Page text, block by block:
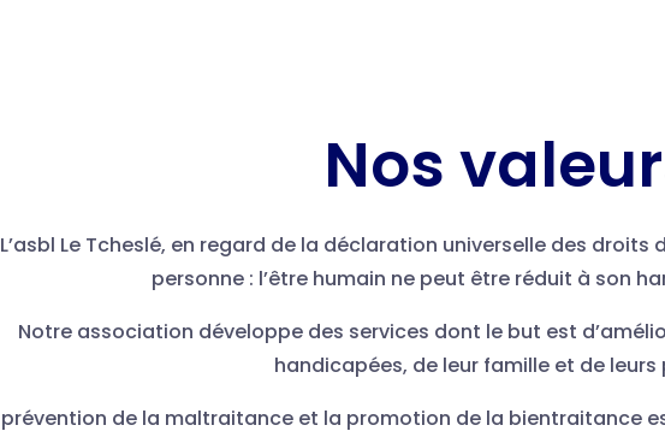
Nos
L’asbl Le Tcheslé, en regard de la déclaration universelle des
personne : l’être humain ne peut être réduit à son
Notre association développe des services dont le but est
handicapées, de leur famille et de leurs
prévention de la maltraitance et la promotion de la bientraitance